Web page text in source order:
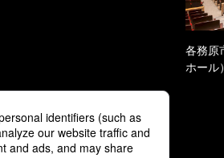
各務原
ホール